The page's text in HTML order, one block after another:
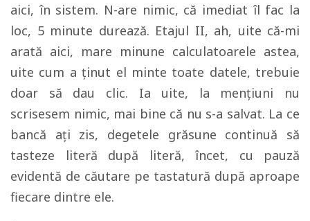
aici, în sistem. N-are nimic, că imediat îl fac la
loc, 5 minute durează. Etajul II, ah, uite că-mi
arată aici, mare minune calculatoarele astea,
uite cum a ţinut el minte toate datele, trebuie
doar să dau clic. Ia uite, la menţiuni nu
scrisesem nimic, mai bine că nu s-a salvat. La ce
bancă aţi zis, degetele grăsune continuă să
tasteze literă după literă, încet, cu pauză
evidentă de căutare pe tastatură după aproape
fiecare dintre ele.